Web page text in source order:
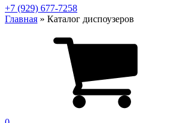
+7 (929) 677-7258
Главная » Каталог диспоузеров